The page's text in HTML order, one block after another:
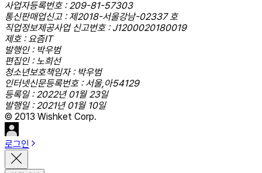
사업자등록번호 : 209-81-57303
통신판매업신고 : 제2018-서울강남-02337 호
직업정보제공사업 신고번호 : J1200020180019
제호 : 요즘IT
발행인 : 박우범
편집인 : 노희선
청소년보호책임자 : 박우범
인터넷신문등록번호 : 서울,아54129
등록일 : 2022년 01월 23일
발행일 : 2021년 01월 10일
© 2013 Wishket Corp.
로그인